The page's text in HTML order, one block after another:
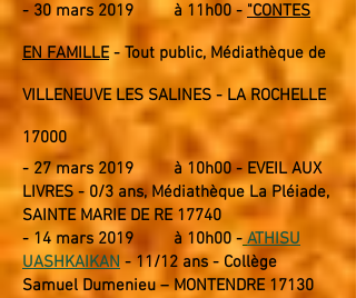
- 30 mars 2019 à 11h00 - "CONTES
EN FAMILLE- Tout public, Médiathèque de
VILLENEUVE LES SALINES - LA ROCHELLE
17000
- 27 mars 2019 à 10h00 - EVEIL AUX
LIVRES - 0/3 ans, Médiathèque La Pléiade,
SAINTE MARIE DE RE 17740
-14 mars 2019 à 10h00 - ATHISU
UASHKAIKAN - 11/12 ans - Collège
Samuel Dumenieu – MONTENDRE 17130